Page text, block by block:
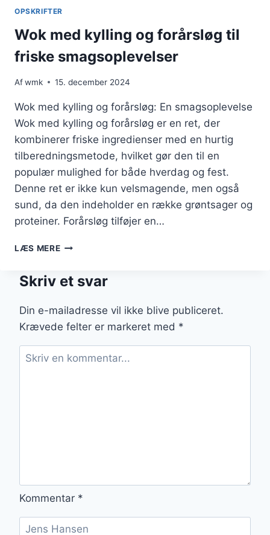
RETTEN
OPSKRIFTER
Wok med kylling og forårsløg til
friske smagsoplevelser
Afwmk 15. december 2024
Wok med kylling og forårsløg: En smagsoplevelse
Wok med kylling og forårsløg er en ret, der
kombinerer friske ingredienser med en hurtig
tilberedningsmetode, hvilket gør den til en
populær mulighed for både hverdag og fest.
Denne ret er ikke kun velsmagende, men også
sund, da den indeholder en række grøntsager og
proteiner. Forårsløg tilføjer en…
LÆS MEREWOK
OG
TIL
FRISKE
SMAGSOPLEVELSER
Skriv et svar
Din e-mailadresse vil ikke blive publiceret.
Krævede felter er markeret med *
Kommentar *